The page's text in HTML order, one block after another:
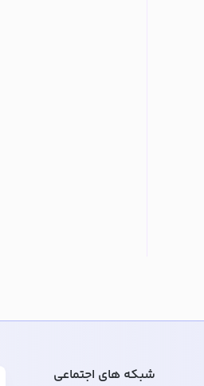
شبکه های اجتماعی